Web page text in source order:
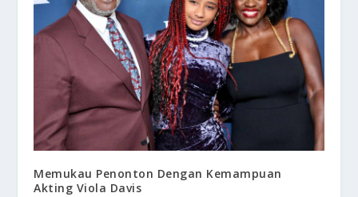
Memukau Penonton Dengan Kemampuan
Akting Viola Davis